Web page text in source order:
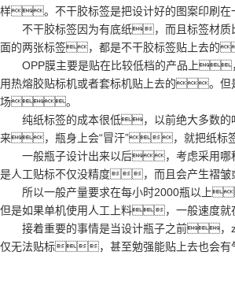
样。不干胶标签是把设计好的图案印刷
不干胶标签因为有底纸，而且标签材质
面的两张标签，都是不干胶标签贴上去的
OPP膜主要是贴在比较低档的产品上
用热熔胶贴标机或者套标机贴上去的。
场。
纯纸标签的成本很低，以前绝大多数的
来，瓶身上会“冒汗”，就把纸标
一般瓶子设计出来以后，考虑采用哪
是人工贴标不仅没精度，而且会产生褶
所以一般产量要求在每小时2000瓶以上
但是如果单机使用人工上料，一般速度
接着重要的事情是当设计瓶子之前，
仅无法贴标，甚至勉强能贴上去也会